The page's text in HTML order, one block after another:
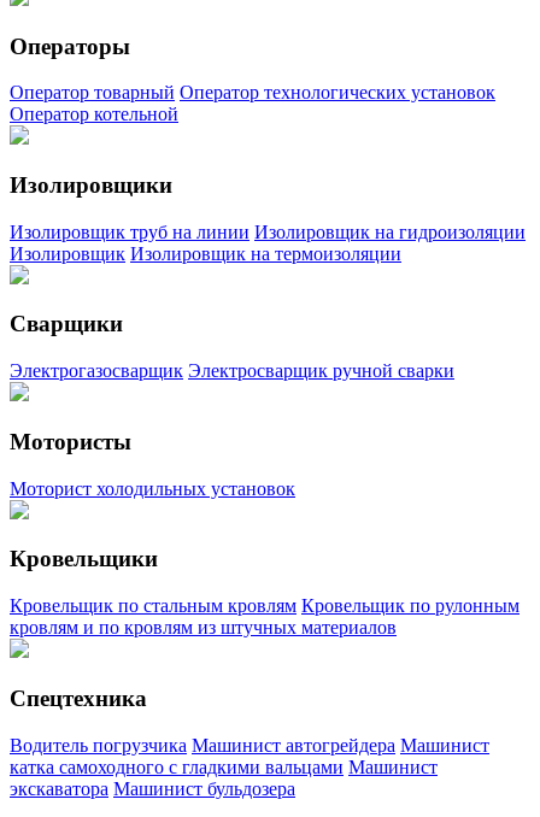
Операторы
Оператор товарный Оператор технологических установок
Оператор котельной
Изолировщики
Изолировщик труб на линии Изолировщик на гидроизоляции
Изолировщик Изолировщик на термоизоляции
Сварщики
Электрогазосварщик Электросварщик ручной сварки
Мотористы
Моторист холодильных установок
Кровельщики
Кровельщик по стальным кровлям Кровельщик по рулонным
кровлям и по кровлям из штучных материалов
Спецтехника
Водитель погрузчика Машинист автогрейдера Машинист
катка самоходного с гладкими вальцами Машинист
экскаватора Машинист бульдозера